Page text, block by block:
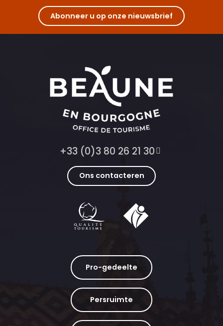
Abonneer u op onze nieuwsbrief
+33 (0)3 80 26 21 30
Ons contacteren
Pro-gedeelte
Persruimte